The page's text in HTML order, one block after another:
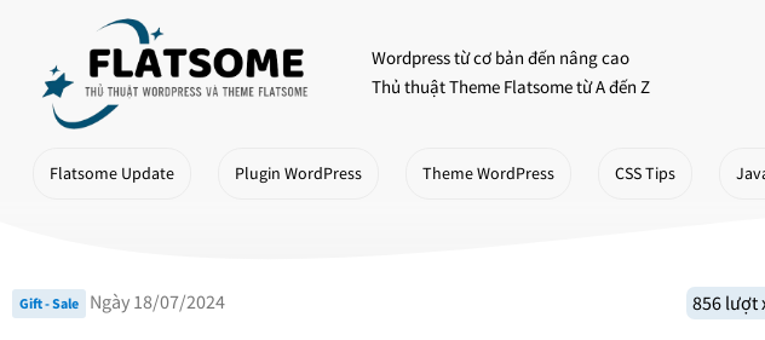
content
Wordpress từ cơ bản đến nâng cao
Thủ thuật Theme Flatsome từ A đến Z
Flatsome Update Plugin WordPress Theme WordPress CSS Tips
Gift - Sale Ngày 18/07/2024 856 lượt